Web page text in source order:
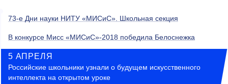
73-е Дни науки НИТУ «МИСиС». Школьная секция
В конкурсе Мисс «МИСиС»-2018 победила Белоснежка
5 АПРЕЛЯ
Российские школьники узнали о будущем искусственного
интеллекта на открытом уроке